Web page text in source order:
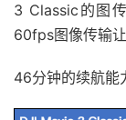
3 Classic的图
60fps图像传输
46分钟的续航能